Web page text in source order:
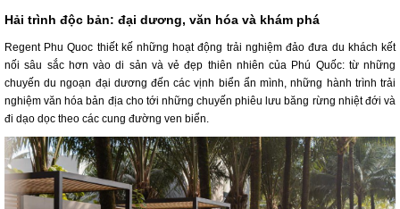
Hải trình độc bản: đại dương, văn hóa và khám phá
Regent Phu Quoc thiết kế những hoạt động trải nghiệm đảo đưa du khách kết
nối sâu sắc hơn vào di sản và vẻ đẹp thiên nhiên của Phú Quốc: từ những
chuyến du ngoạn đại dương đến các vịnh biển ẩn mình, những hành trình trải
nghiệm văn hóa bản địa cho tới những chuyến phiêu lưu băng rừng nhiệt đới và
đi dạo dọc theo các cung đường ven biển.